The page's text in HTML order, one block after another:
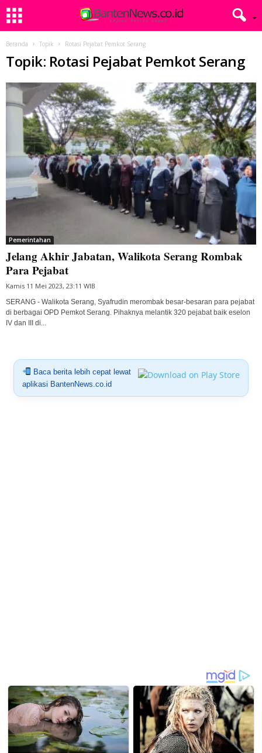
Beranda Topik Rotasi Pejabat Pemkot Serang
Topik: Rotasi Pejabat Pemkot Serang
Pemerintahan
Jelang Akhir Jabatan, Walikota Serang Rombak
Para Pejabat
Kamis 11 Mei 2023, 23:11 WIB
SERANG - Walikota Serang, Syafrudin merombak besar-besaran para pejabat
di berbagai OPD Pemkot Serang. Pihaknya melantik 320 pejabat baik eselon
IV dan III di...
Baca berita lebih cepat lewat
aplikasi BantenNews.co.id